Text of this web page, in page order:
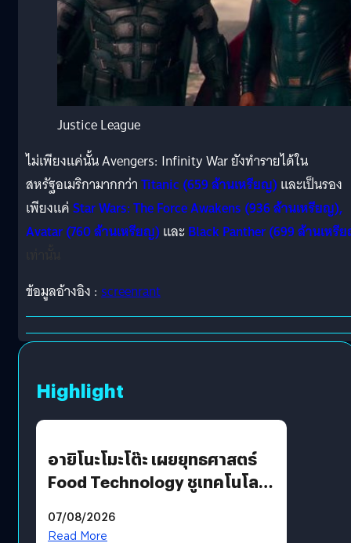
Justice League
ไม่เพียงแค่นั้น Avengers: Infinity War ยังทำรายได้ใน
สหรัฐอเมริกามากกว่าTitanic (659 ล้านเหรียญ)และเป็นรอง
เพียงแค่Star Wars: The Force Awakens (936 ล้านเหรียญ),
Avatar (760 ล้านเหรียญ)และBlack Panther (699 ล้านเหรี
ข้อมูลอ้างอิง : screenrant
Highlight
อายิโนะโมะโต๊ะ เผยยุทธศาสตร์
Food Technology ชูเทคโนโลยี
บริโภคและ B2B
07/08/2026
Read More